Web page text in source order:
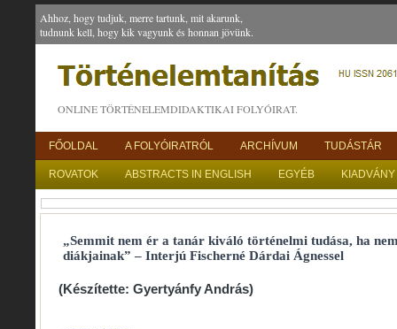
Ahhoz, hogy tudjuk, merre tartunk, mit akarunk,
tudnunk kell, hogy kik vagyunk és honnan jövünk.
ONLINE TÖRTÉNELEMDIDAKTIKAI FOLYÓIRAT.
FŐOLDAL A FOLYÓIRATRÓL ARCHÍVUM TUDÁSTÁR
ROVATOK ABSTRACTS IN ENGLISH EGYÉB
„Semmit nem ér a tanár kiváló történelmi tudása, ha
diákjainak” – Interjú Fischerné Dárdai Ágnessel
(Készítette: Gyertyánfy András)